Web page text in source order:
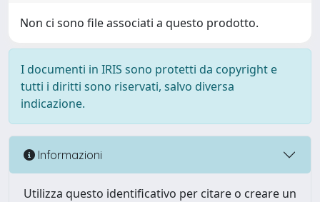
Non ci sono file associati a questo prodotto.
I documenti in IRIS sono protetti da copyright e
tutti i diritti sono riservati, salvo diversa
indicazione.
Informazioni
Utilizza questo identificativo per citare o creare un